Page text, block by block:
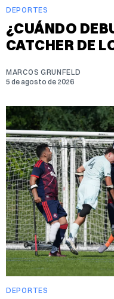
DEPORTES
¿CUÁNDO
CATCHER DE
MARCOS GRUNFELD
5 de agosto de 2026
DEPORTES